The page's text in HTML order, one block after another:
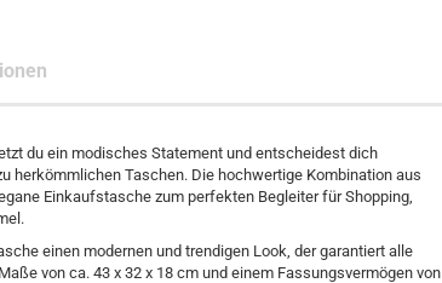
du ein modisches Statement und entscheidest dich
herkömmlichen Taschen. Die hochwertige Kombination aus
Einkaufstasche zum perfekten Begleiter für Shopping,
einen modernen und trendigen Look, der garantiert alle
von ca. 43 x 32 x 18 cm und einem Fassungsvermögen von